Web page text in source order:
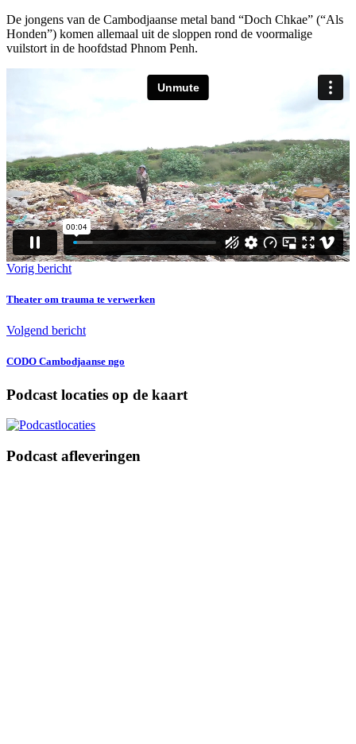
De jongens van de Cambodjaanse metal band “Doch Chkae” (“Als
Honden”) komen allemaal uit de sloppen rond de voormalige
vuilstort in de hoofdstad Phnom Penh.
Vorig bericht
Theater om trauma te verwerken
Volgend bericht
CODO Cambodjaanse ngo
Podcast locaties op de kaart
Podcast afleveringen